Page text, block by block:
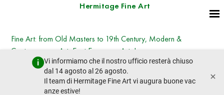
Hermitage Fine Art
Vi informiamo che il nostro ufficio resterà chiuso
dal 14 agosto al 26 agosto.
Il team di Hermitage Fine Art vi augura buone vac
anze estive!
×
Fine Art: from Old Masters to 19th Century, Modern &
Contemporary Art, East European Art, Icons
martedì 25 giugno 2024 - 14:30
lotto precedente lotto prossimo